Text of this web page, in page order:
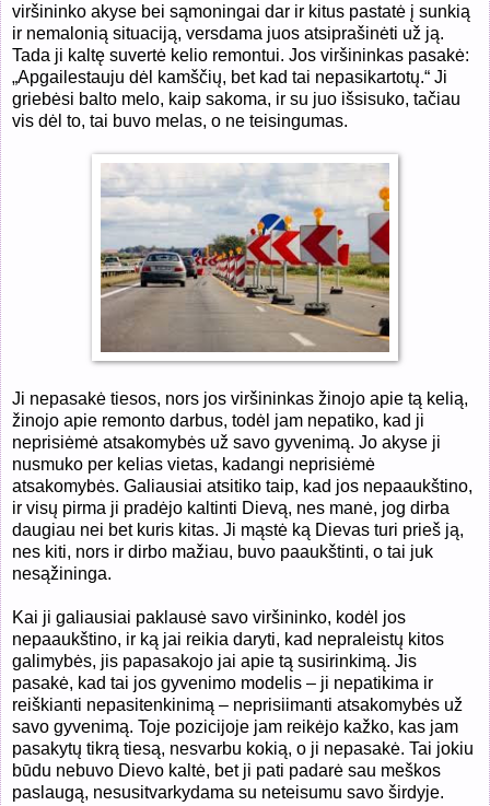
viršininko akyse bei sąmoningai dar ir kitus pastatė į sunkią
ir nemalonią situaciją, versdama juos atsiprašinėti už ją.
Tada ji kaltę suvertė kelio remontui. Jos viršininkas pasakė:
„Apgailestauju dėl kamščių, bet kad tai nepasikartotų.“ Ji
griebėsi balto melo, kaip sakoma, ir su juo išsisuko, tačiau
vis dėl to, tai buvo melas, o ne teisingumas.
Ji nepasakė tiesos, nors jos viršininkas žinojo apie tą kelią,
žinojo apie remonto darbus, todėl jam nepatiko, kad ji
neprisiėmė atsakomybės už savo gyvenimą. Jo akyse ji
nusmuko per kelias vietas, kadangi neprisiėmė
atsakomybės. Galiausiai atsitiko taip, kad jos nepaaukštino,
ir visų pirma ji pradėjo kaltinti Dievą, nes manė, jog dirba
daugiau nei bet kuris kitas. Ji mąstė ką Dievas turi prieš ją,
nes kiti, nors ir dirbo mažiau, buvo paaukštinti, o tai juk
nesąžininga.
Kai ji galiausiai paklausė savo viršininko, kodėl jos
nepaaukštino, ir ką jai reikia daryti, kad nepraleistų kitos
galimybės, jis papasakojo jai apie tą susirinkimą. Jis
pasakė, kad tai jos gyvenimo modelis – ji nepatikima ir
reiškianti nepasitenkinimą – neprisiimanti atsakomybės už
savo gyvenimą. Toje pozicijoje jam reikėjo kažko, kas jam
pasakytų tikrą tiesą, nesvarbu kokią, o ji nepasakė. Tai jokiu
būdu nebuvo Dievo kaltė, bet ji pati padarė sau meškos
paslaugą, nesusitvarkydama su neteisumu savo širdyje.